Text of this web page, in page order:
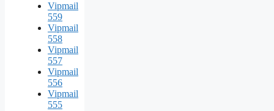
Vipmail
559
Vipmail
558
Vipmail
557
Vipmail
556
Vipmail
555